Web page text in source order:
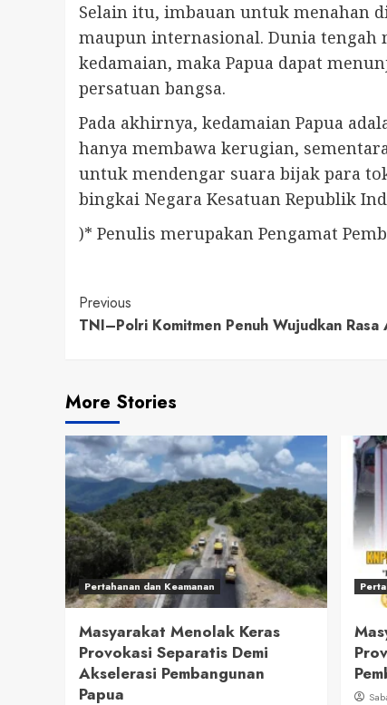
Selain itu, imbauan untuk menahan
maupun internasional. Dunia tengah
kedamaian, maka Papua dapat
persatuan bangsa.
Pada akhirnya, kedamaian Papua
hanya membawa kerugian,
untuk mendengar suara bijak para
bingkai Negara Kesatuan Republik
)* Penulis merupakan Pengamat
Continue
Reading
Previous
TNI–Polri Komitmen Penuh Wujudkan Rasa
More Stories
Pertahanan dan Keamanan
Masyarakat Menolak Keras
Provokasi Separatis Demi
Akselerasi Pembangunan
Papua